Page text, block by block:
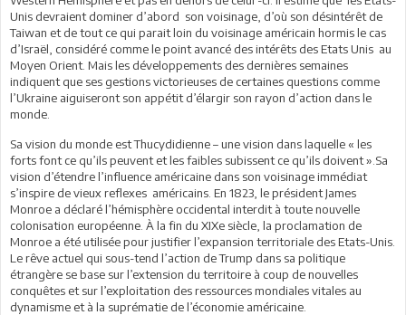
Unis devraient dominer d’abord son voisinage, d’où son désintérêt de
Taiwan et de tout ce qui parait loin du voisinage américain hormis le cas
d’Israël, considéré comme le point avancé des intérêts des Etats Unis au
Moyen Orient. Mais les développements des dernières semaines
indiquent que ses gestions victorieuses de certaines questions comme
l’Ukraine aiguiseront son appétit d’élargir son rayon d’action dans le
monde.
Sa vision du monde est Thucydidienne – une vision dans laquelle « les
forts font ce qu’ils peuvent et les faibles subissent ce qu’ils doivent ».Sa
vision d’étendre l’influence américaine dans son voisinage immédiat
s’inspire de vieux reflexes américains. En 1823, le président James
Monroe a déclaré l’hémisphère occidental interdit à toute nouvelle
colonisation européenne. À la fin du XIXe siècle, la proclamation de
Monroe a été utilisée pour justifier l’expansion territoriale des Etats-Unis.
Le rêve actuel qui sous-tend l’action de Trump dans sa politique
étrangère se base sur l’extension du territoire à coup de nouvelles
conquêtes et sur l’exploitation des ressources mondiales vitales au
dynamisme et à la suprématie de l’économie américaine.